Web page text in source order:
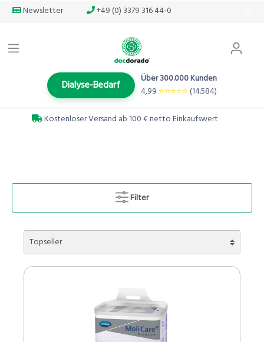
Newsletter +49 (0) 3379 316 44-0
Dialyse-Bedarf
Über 300.000 Kunden
4,99 ⭐️⭐️⭐️⭐️⭐️(14.584)
Kostenloser Versand ab 100 € netto Einkaufswert
Filter